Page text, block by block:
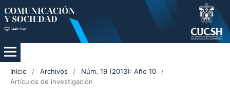
Inicio / Archivos / Núm. 19 (2013): Año 10
/
Artículos de investigación